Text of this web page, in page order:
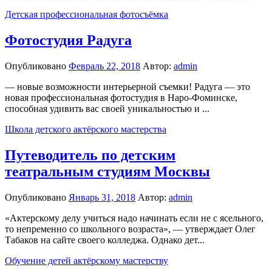
Детская профессиональная фотосъёмка
Фотостудия Радуга
Опубликовано Февраль 22, 2018 Автор: admin
— новые возможности интерьерной съемки! Радуга — это
новая профессиональная фотостудия в Наро-Фоминске,
способная удивить вас своей уникальностью и ...
Школа детского актёрского мастерства
Путеводитель по детским
театральным студиям Москвы
Опубликовано Январь 31, 2018 Автор: admin
«Актерскому делу учиться надо начинать если не с ясельного,
то непременно со школьного возраста», — утверждает Олег
Табаков на сайте своего колледжа. Однако дет...
Обучение детей актёрскому мастерству